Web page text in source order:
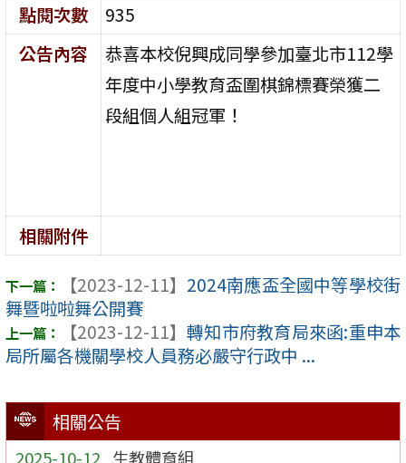
相關公告
2025-10-12 生教體育組
點閱次數
935
公告內容
恭喜本校倪興成同學參加臺北市112學
年度中小學教育盃圍棋錦標賽榮獲二
段組個人組冠軍！
相關附件
【2023-12-11】 2024南應盃全國中等學校街
舞暨啦啦舞公開賽
【2023-12-11】 轉知市府教育局來函:重申本
局所屬各機關學校人員務必嚴守行政中 ...